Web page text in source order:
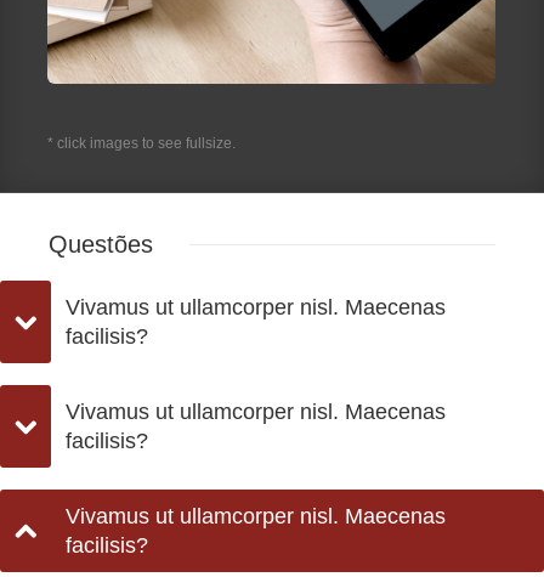
* click images to see fullsize.
Questões
Vivamus ut ullamcorper nisl. Maecenas
facilisis?
Vivamus ut ullamcorper nisl. Maecenas
facilisis?
Vivamus ut ullamcorper nisl. Maecenas
facilisis?